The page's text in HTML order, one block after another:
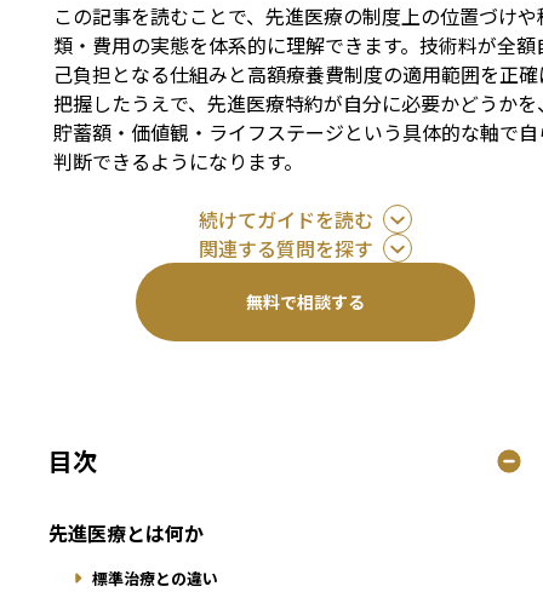
この記事を読むことで、先進医療の制度上の位置づけや
類・費用の実態を体系的に理解できます。技術料が全額
己負担となる仕組みと高額療養費制度の適用範囲を正
把握したうえで、先進医療特約が自分に必要かどうかを
貯蓄額・価値観・ライフステージという具体的な軸で
判断できるようになります。
続けてガイドを読む
関連する質問を探す
無料で相談する
目次
先進医療とは何か
標準治療との違い